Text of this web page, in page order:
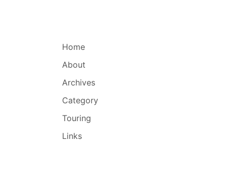
Home
About
Archives
Category
Touring
Links